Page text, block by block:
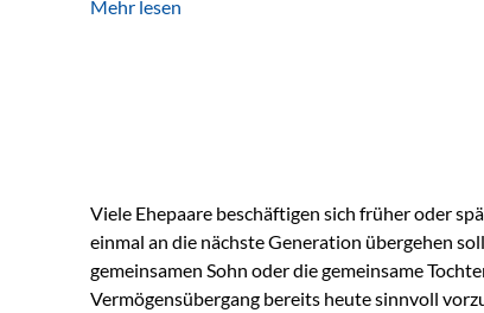
Ausgangssituation Stellen Sie sich folgende
Mehr lesen
Viele Ehepaare beschäftigen sich früher oder
einmal an die nächste Generation übergehen
gemeinsamen Sohn oder die gemeinsame
Vermögensübergang bereits heute sinnvoll